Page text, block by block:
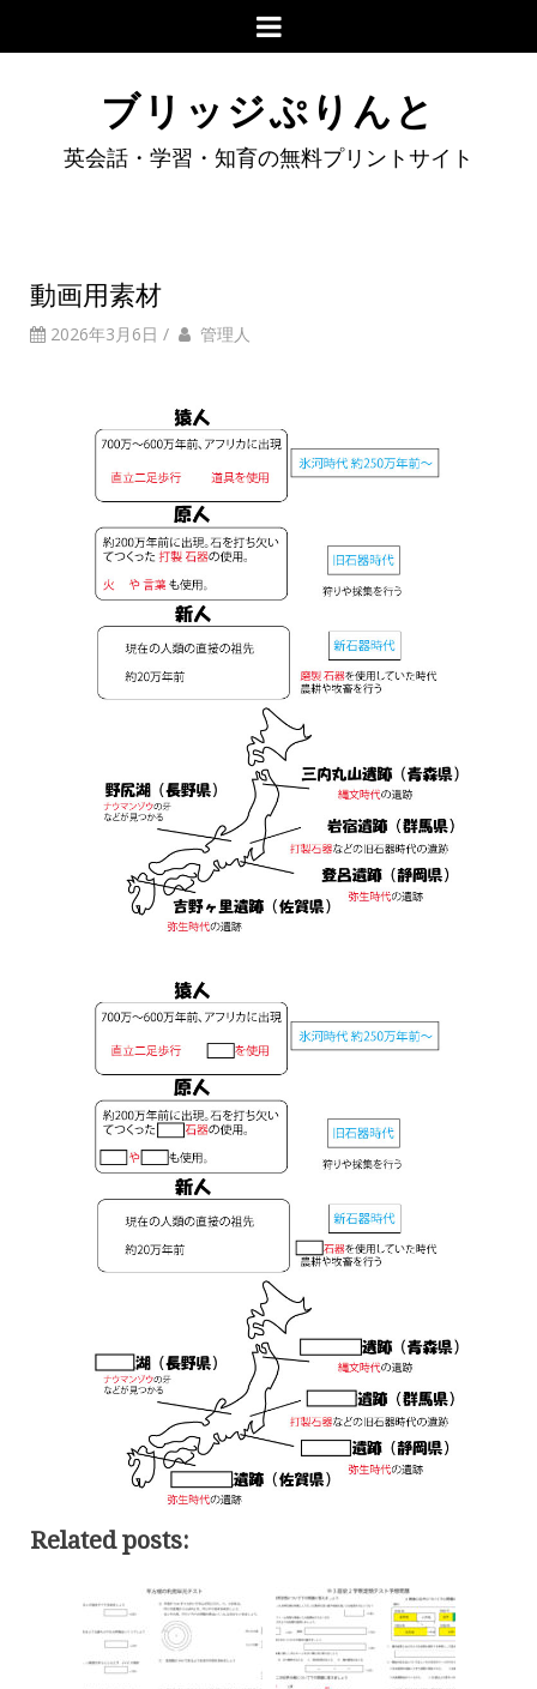
ブリッジぷりんと
英会話・学習・知育の無料プリントサイト
動画用素材
2026年3月6日 / 管理人
Related posts: